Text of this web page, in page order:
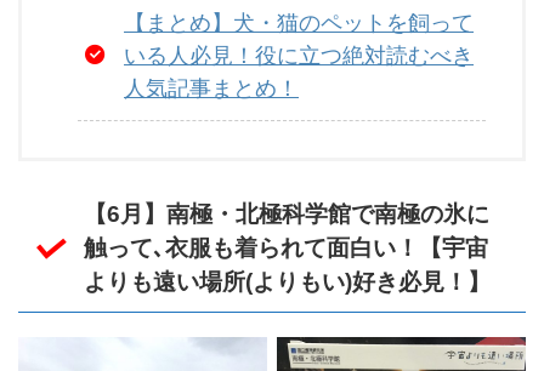
【まとめ】犬・猫のペットを飼って
いる人必見！役に立つ絶対読むべき
人気記事まとめ！
【6月】南極・北極科学館で南極の氷に
触って､衣服も着られて面白い！【宇宙
よりも遠い場所(よりもい)好き必見！】